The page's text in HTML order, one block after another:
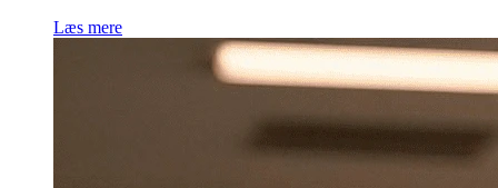
Læs mere